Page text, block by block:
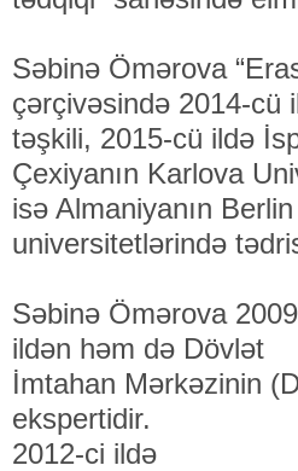
Səbinə Ömərova
çərçivəsində 2014-cü
təşkili, 2015-cü ildə
Çexiyanın Karlova
isə Almaniyanın
universitetlərində
Səbinə Ömərova
ildən həm də Dövlət
İmtahan Mərkəzinin
ekspertidir.
2012-ci ildə